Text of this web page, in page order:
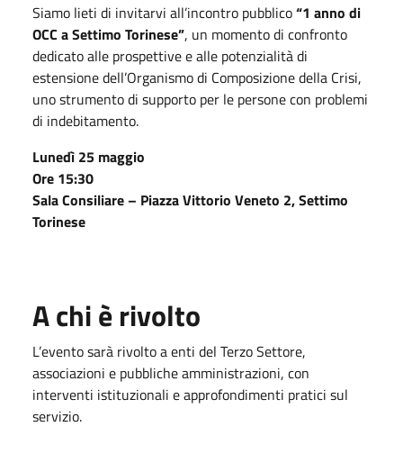
Siamo lieti di invitarvi all’incontro pubblico“1 anno di
OCC a Settimo Torinese”, un momento di confronto
dedicato alle prospettive e alle potenzialità di
estensione dell’Organismo di Composizione della Crisi,
uno strumento di supporto per le persone con problemi
di indebitamento.
Lunedì 25 maggio
Ore 15:30
Sala Consiliare – Piazza Vittorio Veneto 2, Settimo
Torinese
A chi è rivolto
L’evento sarà rivolto a enti del Terzo Settore,
associazioni e pubbliche amministrazioni, con
interventi istituzionali e approfondimenti pratici sul
servizio.